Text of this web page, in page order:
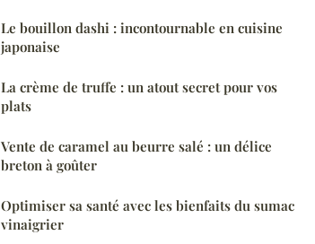
Le bouillon dashi : incontournable en cuisine
japonaise
La crème de truffe : un atout secret pour vos
plats
Vente de caramel au beurre salé : un délice
breton à goûter
Optimiser sa santé avec les bienfaits du sumac
vinaigrier